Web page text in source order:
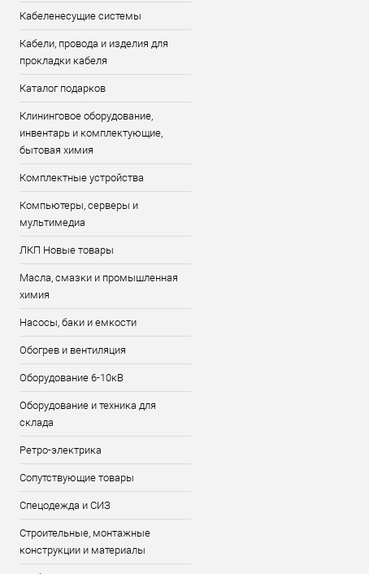
Кабеленесущие системы
Кабели, провода и изделия для
прокладки кабеля
Каталог подарков
Клининговое оборудование,
инвентарь и комплектующие,
бытовая химия
Комплектные устройства
Компьютеры, серверы и
мультимедиа
ЛКП Новые товары
Масла, смазки и промышленная
химия
Насосы, баки и емкости
Обогрев и вентиляция
Оборудование 6-10кВ
Оборудование и техника для
склада
Ретро-электрика
Сопутствующие товары
Спецодежда и СИЗ
Строительные, монтажные
конструкции и материалы